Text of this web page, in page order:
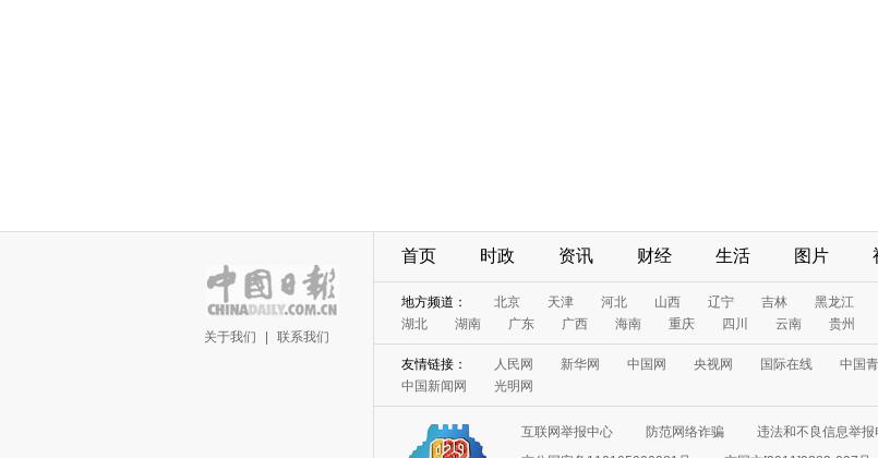
关于我们 联系我们
首页 时政 资讯 财经 生活 图片
地方频道： 北京 天津 河北 山西 辽宁 吉林 黑龙江
湖北
湖南 广东 广西 海南 重庆 四川 云南 贵州
友情链接： 人民网 新华网 中国网 央视网 国际在线 中国
中国新闻网
光明网
互联网举报中心 防范网络诈骗 违法和不良信息举报